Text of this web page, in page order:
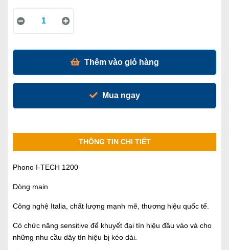
Thêm vào giỏ hàng
Mua ngay
THÔNG TIN CHI TIẾT
Phono I-TECH 1200
Dòng main
Công nghệ Italia, chất lượng mạnh mẽ, thương hiệu quốc tế.
Có chức năng sensitive để khuyết đại tín hiệu đầu vào và cho
những nhu cầu dây tín hiệu bị kéo dài.